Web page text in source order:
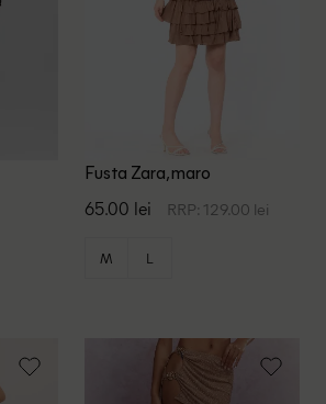
Fusta Zara, maro
65.00 lei RRP: 129.00 lei
M L